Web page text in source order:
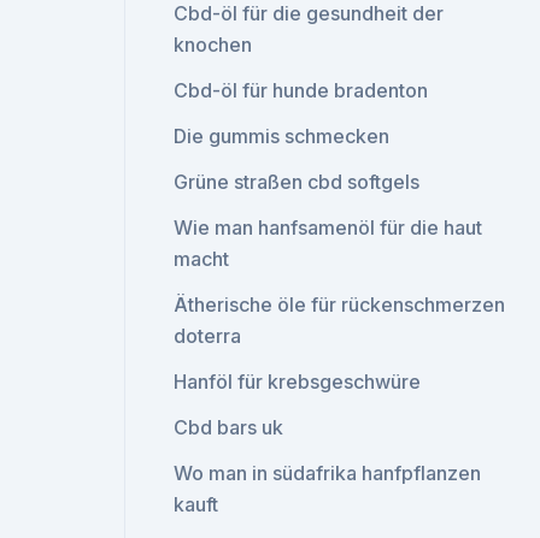
Cbd-öl für die gesundheit der
knochen
Cbd-öl für hunde bradenton
Die gummis schmecken
Grüne straßen cbd softgels
Wie man hanfsamenöl für die haut
macht
Ätherische öle für rückenschmerzen
doterra
Hanföl für krebsgeschwüre
Cbd bars uk
Wo man in südafrika hanfpflanzen
kauft